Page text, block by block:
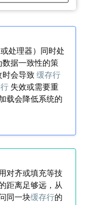
或处理器）同时处
数据一致性的策
时会导致缓存行
失效或需要重
载会降低系统的
对齐或填充等技
距离足够远，从
同一块缓存行的